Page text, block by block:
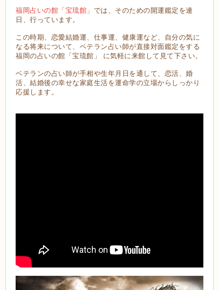
福岡占いの館「宝琉館」 では、そのための開運鑑定を連
日、行っています。
この時期、恋愛結婚運、仕事運、健康運など、自分の気に
なる将来について、ベテラン占い師が直接対面鑑定をする
福岡の占いの館「宝琉館」 に気軽に来館して見て下さい。
ベテランの占い師が手相や生年月日を通して、恋活、婚
活、結婚後の幸せな家庭生活を運命学の立場からしっかり
応援します。